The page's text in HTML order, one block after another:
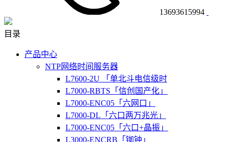
13693615994
目录
产品中心
NTP网络时间服务器
L7600-2U 「单北斗电信级时
L7000-RBTS「信创国产化」
L7000-ENC05「六网口」
L7000-DL「六口两万兆光」
L7000-ENC05「六口+晶振」
L3000-ENCRB「铷钟」